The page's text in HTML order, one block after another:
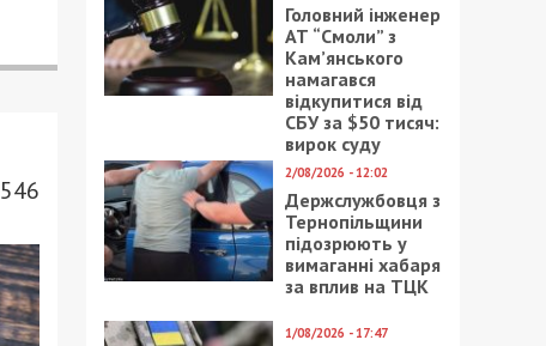
546
Головний інженер
АТ “Смоли” з
Кам’янського
намагався
відкупитися від
СБУ за $50 тисяч:
вирок суду
2/08/2026 - 12:02
Держслужбовця з
Тернопільщини
підозрюють у
вимаганні хабаря
за вплив на ТЦК
1/08/2026 - 17:47